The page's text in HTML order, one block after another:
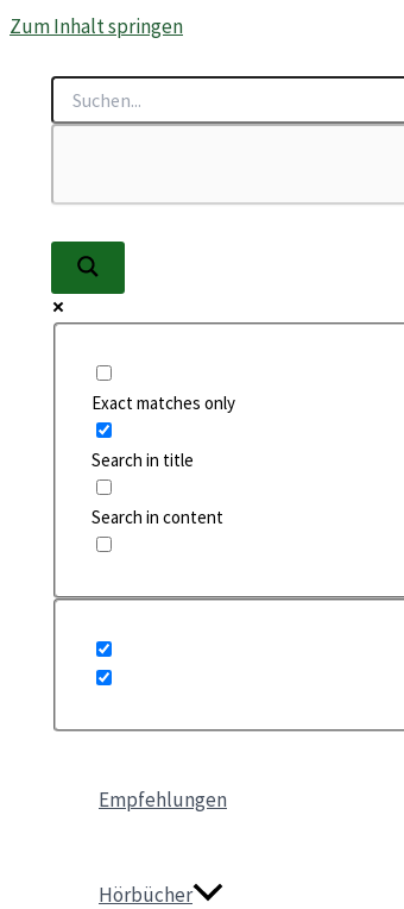
Zum Inhalt springen
Exact matches only
Search in title
Search in content
Empfehlungen
Hörbücher